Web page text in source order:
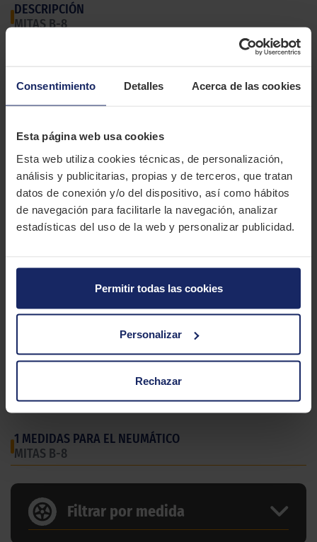
Consentimiento Detalles Acerca de las cookies
Esta página web usa cookies
Esta web utiliza cookies técnicas, de personalización,
análisis y publicitarias, propias y de terceros, que tratan
datos de conexión y/o del dispositivo, así como hábitos
de navegación para facilitarle la navegación, analizar
estadísticas del uso de la web y personalizar publicidad.
Permitir todas las cookies
Personalizar
Rechazar
DESCRIPCIÓN
MITAS B-8
inigualable. Su compuesto innovador garantiza un agarre y una
estabilidad supremos, mientras que su diseño de banda de
rodadura único te brinda la confianza para navegar por isla,
sin importar las condiciones. Domina cada camino con estilo y
resistencia, y para los amantes del clásico toque retro, ¡ciertos
tamaños vienen con el elegante detalle de un flanco blanco!
Descubre el placer de conducir como nunca con el Mitas B-8 y
Tipo
Urbano
1 MEDIDAS PARA EL NEUMÁTICO
MITAS B-8
Filtrar por medida